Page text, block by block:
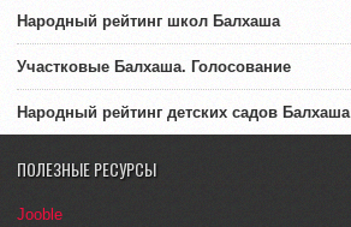
Народный рейтинг школ Балхаша
Участковые Балхаша. Голосование
Народный рейтинг детских садов Балхаша
ПОЛЕЗНЫЕ РЕСУРСЫ
Jooble